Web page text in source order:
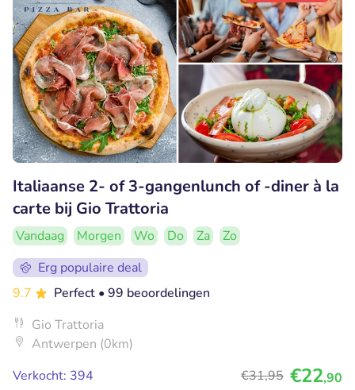
Italiaanse 2- of 3-gangenlunch of -diner à la
carte bij Gio Trattoria
Vandaag Morgen Wo Do Za
Zo
Erg populaire deal
9.7
Perfect • 99 beoordelingen
Gio Trattoria
Antwerpen (0km)
Verkocht: 394
€31,95 €22,90